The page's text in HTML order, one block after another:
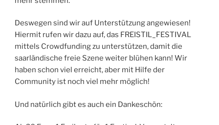
Deswegen sind wir auf Unterstützung angewiesen!
Hiermit rufen wir dazu auf, das FREISTIL_FESTIVAL
mittels Crowdfunding zu unterstützen, damit die
saarländische freie Szene weiter blühen kann! Wir
haben schon viel erreicht, aber mit Hilfe der
Community ist noch viel mehr möglich!
Und natürlich gibt es auch ein Dankeschön: